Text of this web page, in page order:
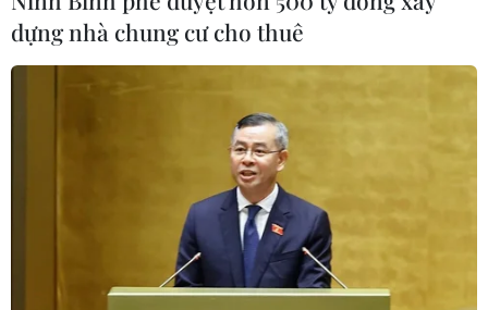
dựng nhà chung cư cho thuê